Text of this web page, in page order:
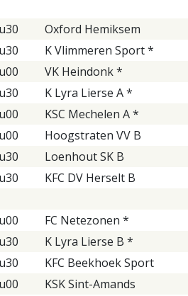
Oxford Hemiksem
K Vlimmeren Sport *
VK Heindonk *
K Lyra Lierse A *
KSC Mechelen A *
Hoogstraten VV B
Loenhout SK B
KFC DV Herselt B
FC Netezonen *
K Lyra Lierse B *
KFC Beekhoek Sport
KSK Sint-Amands